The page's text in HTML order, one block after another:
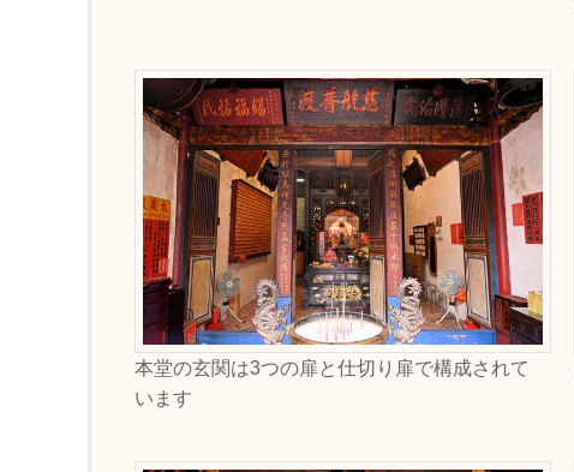
本堂の玄関は3つの扉と仕切り扉で構成されて
います